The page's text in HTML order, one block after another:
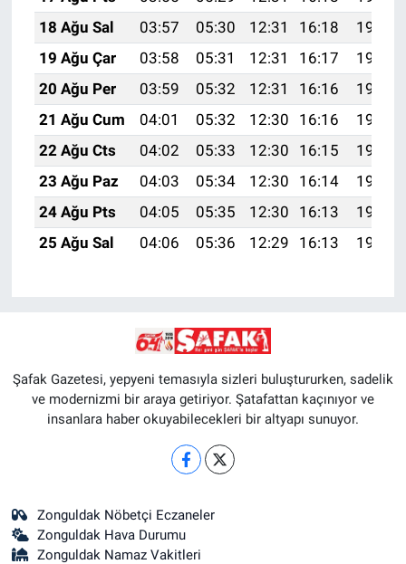
18 Ağu Sal
03:57 05:30 12:31 16:18
19:22
19 Ağu Çar
03:58 05:31 12:31 16:17
19:21
20 Ağu Per
03:59 05:32 12:31 16:16
19:20
21 Ağu Cum
04:01 05:32 12:30 16:16
19:18
22 Ağu Cts
04:02 05:33 12:30 16:15
19:17
23 Ağu Paz
04:03 05:34 12:30 16:14
19:15
24 Ağu Pts
04:05 05:35 12:30 16:13
19:14
25 Ağu Sal
04:06 05:36 12:29 16:13 19:12
Şafak Gazetesi, yepyeni temasıyla sizleri buluştururken, sadelik
ve modernizmi bir araya getiriyor. Şatafattan kaçınıyor ve
insanlara haber okuyabilecekleri bir altyapı sunuyor.
Zonguldak Nöbetçi Eczaneler
Zonguldak Hava Durumu
Zonguldak Namaz Vakitleri